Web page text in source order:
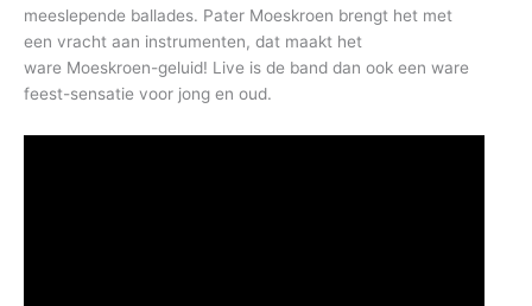
meeslepende ballades. Pater Moeskroen brengt het met
een vracht aan instrumenten, dat maakt het
ware Moeskroen-geluid! Live is de band dan ook een ware
feest-sensatie voor jong en oud.